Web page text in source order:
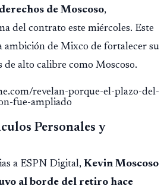
de Moscoso,
del contrato este miércoles. Este
ambición de Mixco de fortalecer su
alto calibre como Moscoso.
revelan-porque-el-plazo-del-
fue-ampliado
Personales y
a ESPN Digital, Kevin Moscoso
al borde del retiro hace